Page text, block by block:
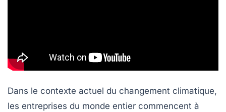
Dans le contexte actuel du changement climatique,
les entreprises du monde entier commencent à